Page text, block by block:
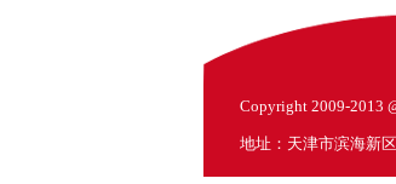
Copyright 2009-2013
地址：天津市滨海新